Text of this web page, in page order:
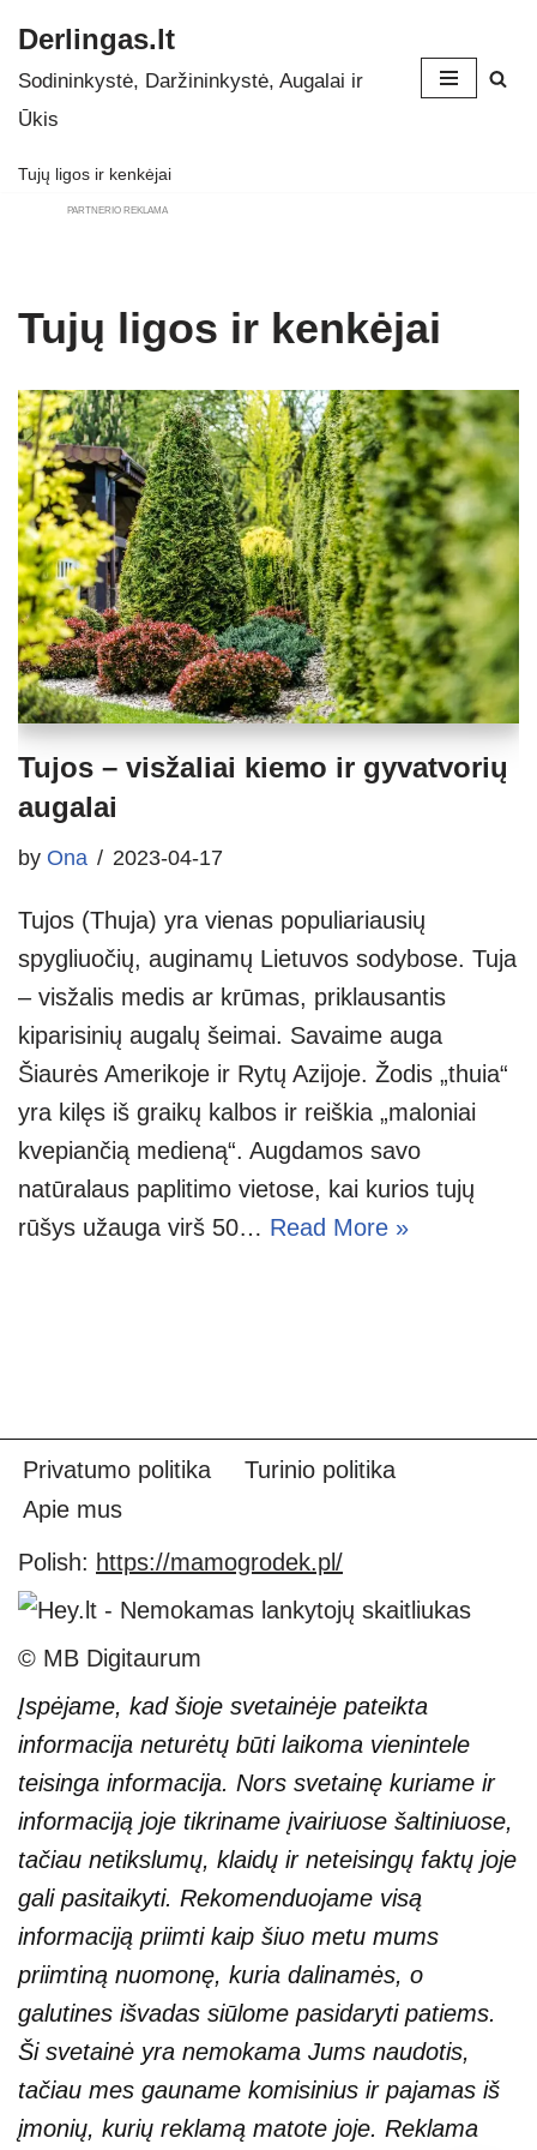
Skip
to
Derlingas.lt
Sodininkystė, Daržininkystė, Augalai ir
Ūkis
Tujų ligos ir kenkėjai
PARTNERIO REKLAMA
Tujų ligos ir kenkėjai
Tujos – visžaliai kiemo ir gyvatvorių
augalai
by Ona 2023-04-17
Tujos (Thuja) yra vienas populiariausių
spygliuočių, auginamų Lietuvos sodybose. Tuja
– visžalis medis ar krūmas, priklausantis
kiparisinių augalų šeimai. Savaime auga
Šiaurės Amerikoje ir Rytų Azijoje. Žodis „thuia“
yra kilęs iš graikų kalbos ir reiškia „maloniai
kvepiančią medieną“. Augdamos savo
natūralaus paplitimo vietose, kai kurios tujų
rūšys užauga virš 50… Read More »
Privatumo politika
Turinio politika
Apie mus
Polish: https://mamogrodek.pl/
© MB Digitaurum
Įspėjame, kad šioje svetainėje pateikta
informacija neturėtų būti laikoma vienintele
teisinga informacija. Nors svetainę kuriame ir
informaciją joje tikriname įvairiuose šaltiniuose,
tačiau netikslumų, klaidų ir neteisingų faktų joje
gali pasitaikyti. Rekomenduojame visą
informaciją priimti kaip šiuo metu mums
priimtiną nuomonę, kuria dalinamės, o
galutines išvadas siūlome pasidaryti patiems.
Ši svetainė yra nemokama Jums naudotis,
tačiau mes gauname komisinius ir pajamas iš
įmonių, kurių reklamą matote joje. Reklama